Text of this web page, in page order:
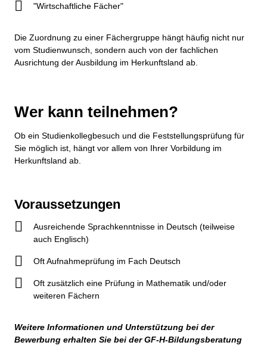
"Wirtschaftliche Fächer"
Die Zuordnung zu einer Fächergruppe hängt häufig nicht nur
vom Studienwunsch, sondern auch von der fachlichen
Ausrichtung der Ausbildung im Herkunftsland ab.
Wer kann teilnehmen?
Ob ein Studienkollegbesuch und die Feststellungsprüfung für
Sie möglich ist, hängt vor allem von Ihrer Vorbildung im
Herkunftsland ab.
Voraussetzungen
Ausreichende Sprachkenntnisse in Deutsch (teilweise
auch Englisch)
Oft Aufnahmeprüfung im Fach Deutsch
Oft zusätzlich eine Prüfung in Mathematik und/oder
weiteren Fächern
Weitere Informationen und Unterstützung bei der
Bewerbung erhalten Sie bei der GF-H-Bildungsberatung